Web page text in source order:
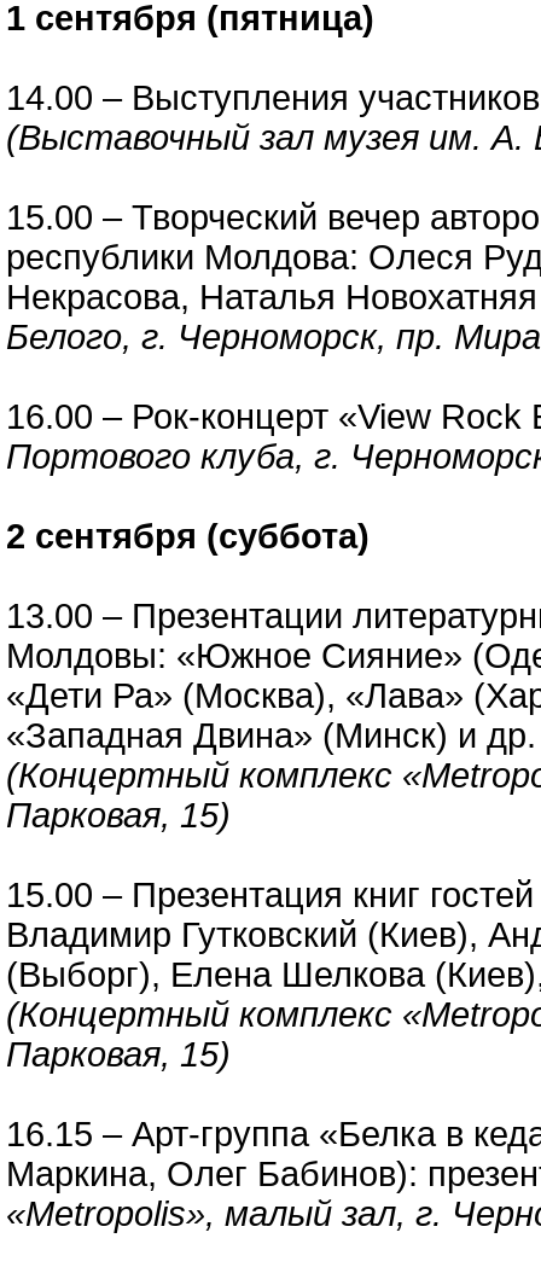
1 сентября (пятница)
14.00 – Выступления
(Выставочный зал музея им. А.
15.00 – Творческий вечер
республики Молдова: Олеся
Некрасова, Наталья
Белого, г. Черноморск, пр.
16.00 – Рок-концерт «View
Портового клуба, г.
2 сентября (суббота)
13.00 – Презентации
Молдовы: «Южное Сияние»
«Дети Ра» (Москва), «Лава»
«Западная Двина» (Минск) и
(Концертный комплекс
Парковая, 15)
15.00 – Презентация книг
Владимир Гутковский (Киев),
(Выборг), Елена Шелкова
(Концертный комплекс
Парковая, 15)
16.15 – Арт-группа «Белка в
Маркина, Олег Бабинов):
«Metropolis», малый зал, г.